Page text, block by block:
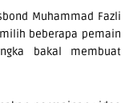
Muhammad Fazli
beberapa pemain
bakal membuat